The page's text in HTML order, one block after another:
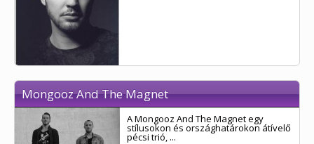
Mongooz And The Magnet
A Mongooz And The Magnet egy
stílusokon és országhatárokon átívelő
pécsi trió, ...